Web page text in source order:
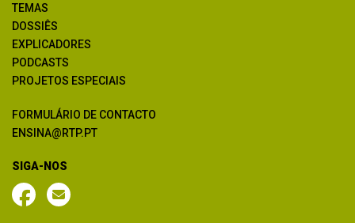
TEMAS
DOSSIÊS
EXPLICADORES
PODCASTS
PROJETOS ESPECIAIS
FORMULÁRIO DE CONTACTO
ENSINA@RTP.PT
SIGA-NOS